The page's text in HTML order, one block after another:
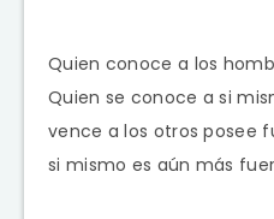
Quien conoce a los
Quien se conoce a si
vence a los otros posee
si mismo es aún más